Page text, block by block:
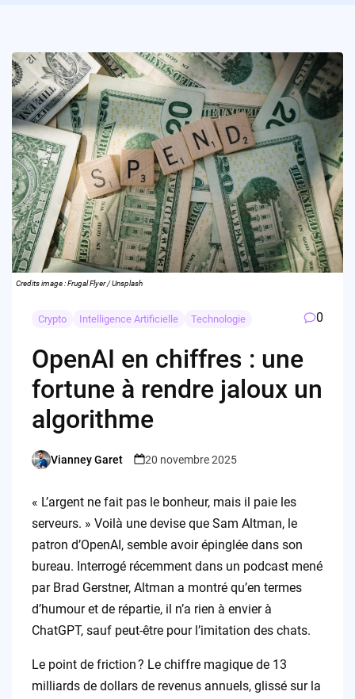
Credits image : Frugal Flyer / Unsplash
Crypto Intelligence Artificielle Technologie 0
OpenAI en chiffres : une
fortune à rendre jaloux un
algorithme
Posted
Vianney Garet 20 novembre 2025
« L’argent ne fait pas le bonheur, mais il paie les
serveurs. » Voilà une devise que Sam Altman, le
patron d’OpenAI, semble avoir épinglée dans son
bureau. Interrogé récemment dans un podcast mené
par Brad Gerstner, Altman a montré qu’en termes
d’humour et de répartie, il n’a rien à envier à
ChatGPT, sauf peut-être pour l’imitation des chats.
Le point de friction ? Le chiffre magique de 13
milliards de dollars de revenus annuels, glissé sur la